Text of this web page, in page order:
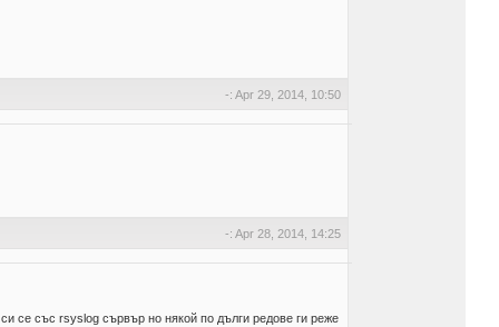
-: Apr 29, 2014, 10:50
-: Apr 28, 2014, 14:25
се със rsyslog сървър но някой по дълги редове ги реже